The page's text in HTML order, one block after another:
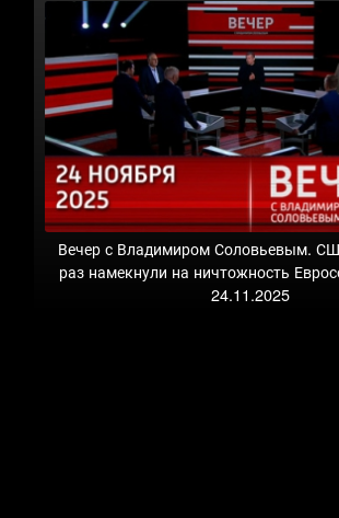
Вечер с Владимиром Соловьевым.
раз намекнули на ничтожность
24.11.2025